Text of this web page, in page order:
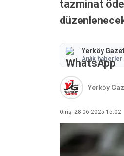
tazminat
Yerköy
Anlık
Yerköy
Giriş: 28-06-2025 15:02